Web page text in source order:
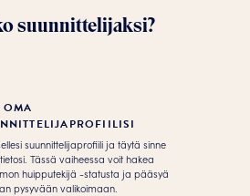
suunnittelijaksi?
OMA
suunnittelijaprofiili ja täytä sinne
Tässä vaiheessa voit hakea
huipputekijä -statusta ja pääsyä
pysyvään valikoimaan.